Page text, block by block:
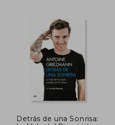
Detrás de una Sonrisa: